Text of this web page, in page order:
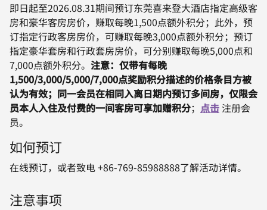
即日起至2026.08.31期间预订东莞喜来登大酒店指定高级客
房和豪华客房房价，赚取每晚1,500点额外积分；此外，预
订指定行政客房房价，可赚取每晚3,000点额外积分；预订
指定豪华套房和行政套房房价，可分别赚取每晚5,000点和
7,000点额外积分。 注意：仅带有每晚
1,500/3,000/5,000/7,000点奖励积分描述的价格条目方被
认为有效；同一会员在相同入离日期内预订多间房，仅限会
员本人入住及付费的一间客房可享加赠积分； 点击 注册会
员。
如何预订
在线预订，或者致电 +86-769-85988888了解活动详情。
注意事项